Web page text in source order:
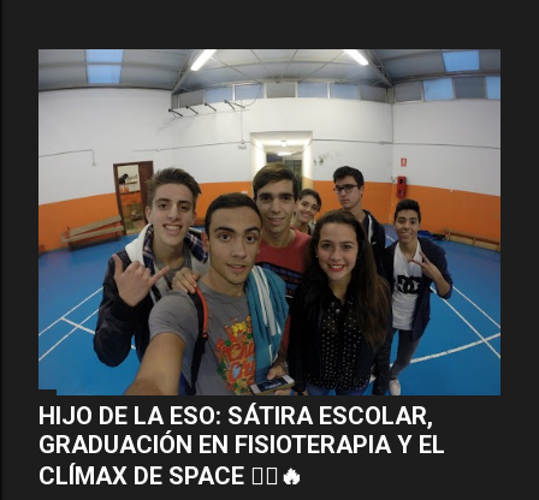
HIJO DE LA ESO: SÁTIRA ESCOLAR,
GRADUACIÓN EN FISIOTERAPIA Y EL
CLÍMAX DE SPACE 🤸‍♂️🔥